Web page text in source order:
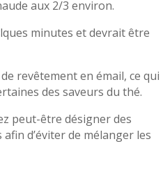
aux 2/3 environ.
minutes et devrait être
revêtement en émail, ce qui
des saveurs du thé.
peut-être désigner des
d’éviter de mélanger les